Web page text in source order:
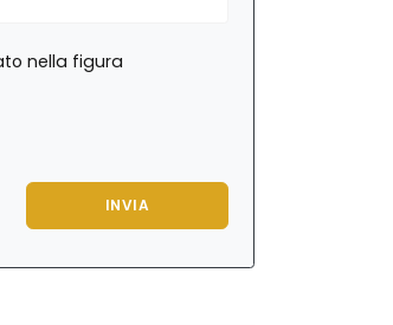
nella figura
INVIA